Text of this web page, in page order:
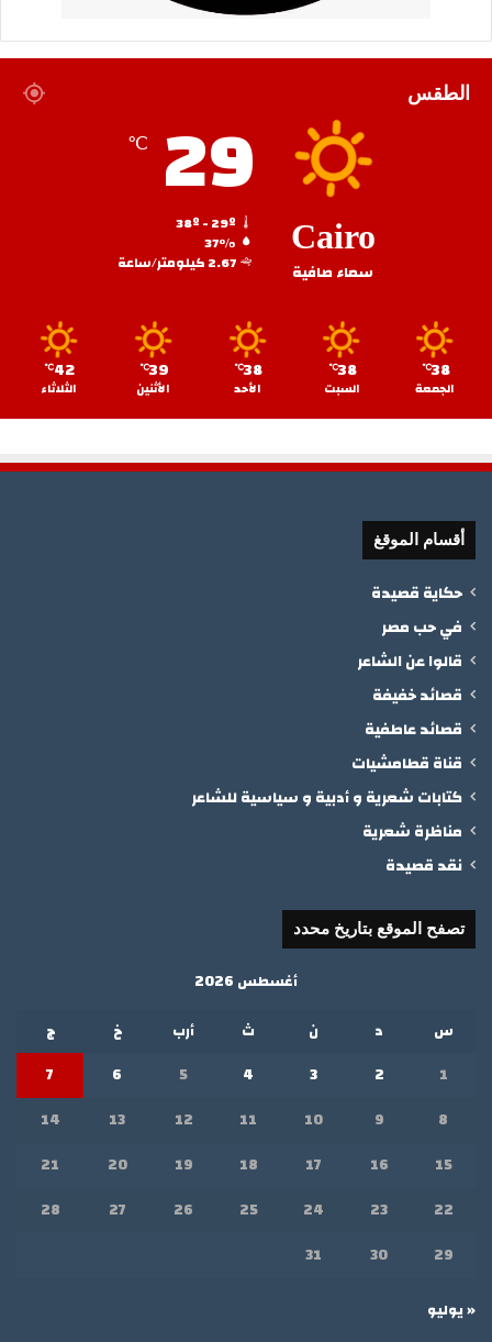
الطقس
Cairo
سماء صافية
29
℃
37%
2.67 كيلومتر/ساعة
38
℃
الجمعة
38
℃
السبت
38
℃
الأحد
39
℃
الأثنين
42
℃
الثلاثاء
أقسام الموقغ
حكاية قصيدة
في حب مصر
قالوا عن الشاعر
قصائد خفيفة
قصائد عاطفية
قناة قطامشيات
كتابات شعرية و أدبية و سياسية للشاعر
مناظرة شعرية
نقد قصيدة
تصفح الموقع بتاريخ محدد
أغسطس 2026
س
د ن ث أرب خ
ج
1
2
3
4
5
6
7
8
9
10
11
12
13
14
15
16
17
18
19
20
21
22
23
24
25
26
27
28
29
30
31
« يوليو